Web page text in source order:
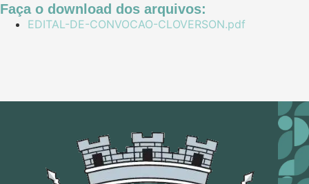
Faça o download dos arquivos:
EDITAL-DE-CONVOCAO-CLOVERSON.pdf